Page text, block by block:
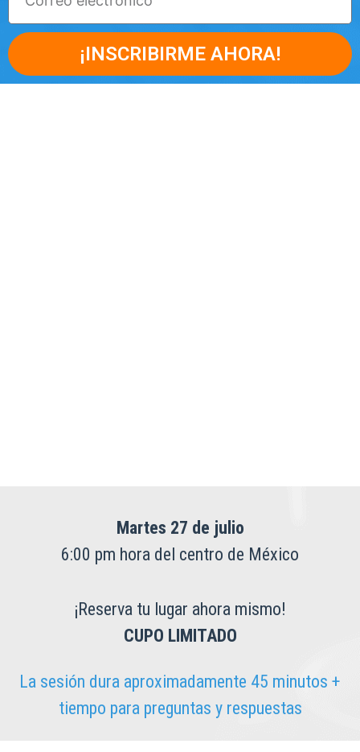
¡INSCRIBIRME AHORA!
Martes 27 de julio
6:00 pm hora del centro de México
¡Reserva tu lugar ahora mismo!
CUPO LIMITADO
La sesión dura aproximadamente 45 minutos +
tiempo para preguntas y respuestas